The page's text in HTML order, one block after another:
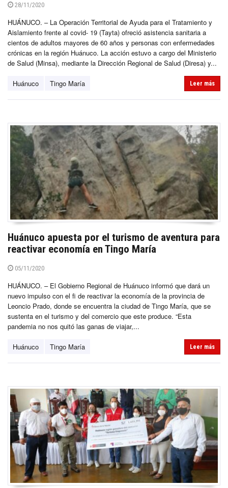
28/11/2020
HUÁNUCO. – La Operación Territorial de Ayuda para el Tratamiento y
Aislamiento frente al covid- 19 (Tayta) ofreció asistencia sanitaria a
cientos de adultos mayores de 60 años y personas con enfermedades
crónicas en la región Huánuco. La acción estuvo a cargo del Ministerio
de Salud (Minsa), mediante la Dirección Regional de Salud (Diresa) y...
Huánuco Tingo María Leer más
Huánuco apuesta por el turismo de aventura para
reactivar economía en Tingo María
05/11/2020
HUÁNUCO. – El Gobierno Regional de Huánuco informó que dará un
nuevo impulso con el fi de reactivar la economía de la provincia de
Leoncio Prado, donde se encuentra la ciudad de Tingo María, que se
sustenta en el turismo y del comercio que este produce. “Esta
pandemia no nos quitó las ganas de viajar,...
Huánuco Tingo María Leer más